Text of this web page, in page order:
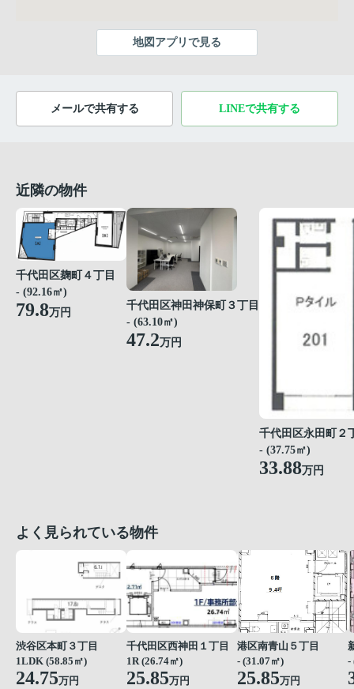
地図アプリで見る
メールで共有する LINEで共有する
近隣の物件
千代田区麹町４丁目
- (92.16㎡)
79.8万円
千代田区神田神保町３丁目
- (63.10㎡)
47.2万円
千代田区永田町２
- (37.75㎡)
33.88万円
よく見られている物件
渋谷区本町３丁目
1LDK (58.85㎡)
24.75万円
千代田区西神田１丁目
1R (26.74㎡)
25.85万円
港区南青山５丁目
- (31.07㎡)
25.85万円
-